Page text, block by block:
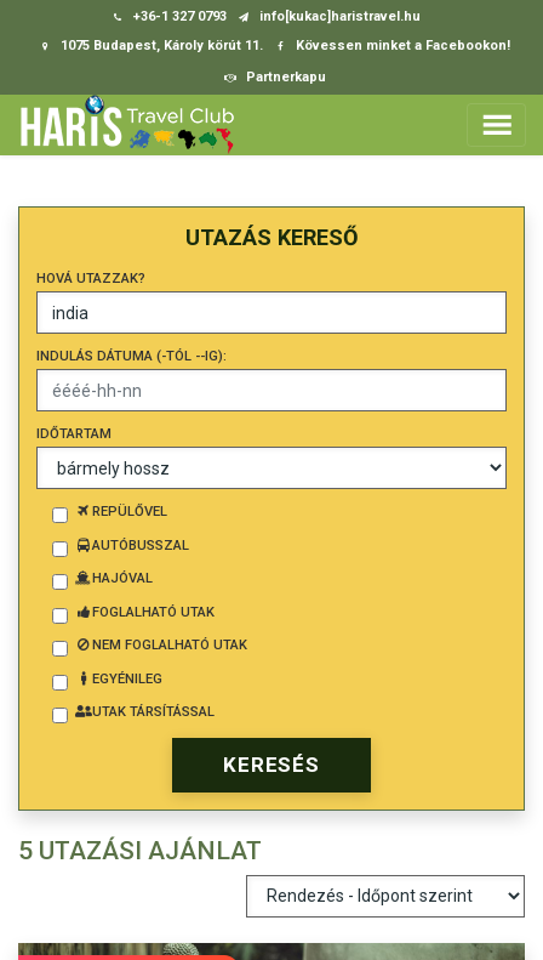
+36-1 327 0793
info[kukac]haristravel.hu
1075 Budapest, Károly körút 11.
Kövessen minket a Facebookon!
Partnerkapu
UTAZÁS KERESŐ
HOVÁ UTAZZAK?
INDULÁS DÁTUMA (-TÓL --IG):
IDŐTARTAM
REPÜLŐVEL
AUTÓBUSSZAL
HAJÓVAL
FOGLALHATÓ UTAK
NEM FOGLALHATÓ UTAK
EGYÉNILEG
UTAK TÁRSÍTÁSSAL
5 UTAZÁSI AJÁNLAT